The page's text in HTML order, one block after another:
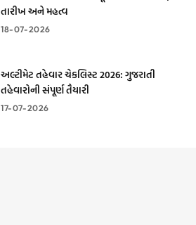
તારીખ અને મહત્વ
18-07-2026
અલ્ટીમેટ તહેવાર ચેકલિસ્ટ 2026: ગુજરાતી
તહેવારોની સંપૂર્ણ તૈયારી
17-07-2026